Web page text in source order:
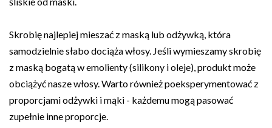
Skrobię najlepiej mieszać z maską lub odżywką, która
samodzielnie słabo dociąża włosy. Jeśli wymieszamy skrobię
z maską bogatą w emolienty (silikony i oleje), produkt może
obciążyć nasze włosy. Warto również poeksperymentować z
proporcjami odżywki i mąki - każdemu mogą pasować
zupełnie inne proporcje.